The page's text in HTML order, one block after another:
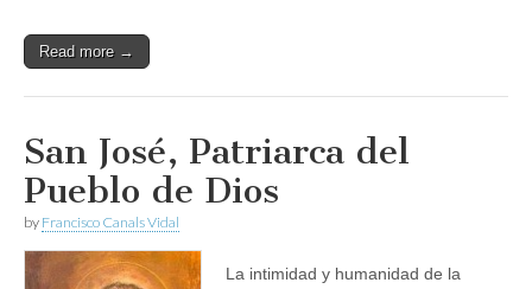
Read more →
San José, Patriarca del
Pueblo de Dios
by Francisco Canals Vidal
La intimidad y humanidad de la